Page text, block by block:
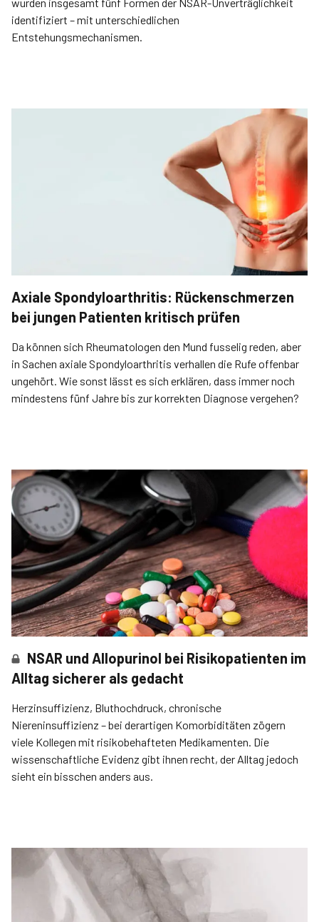
identifiziert – mit unterschiedlichen
Entstehungsmechanismen.
Axiale Spondyloarthritis: Rückenschmerzen
bei jungen Patienten kritisch prüfen
Da können sich Rheumatologen den Mund fusselig reden, aber
in Sachen axiale Spondyloarthritis verhallen die Rufe offenbar
ungehört. Wie sonst lässt es sich erklären, dass immer noch
mindestens fünf Jahre bis zur korrekten Diagnose vergehen?
NSAR und Allopurinol bei Risikopatienten im
Alltag sicherer als gedacht
Herzinsuffizienz, Bluthochdruck, chronische
Niereninsuffizienz – bei derartigen Komorbiditäten zögern
viele Kollegen mit risikobehafteten Medikamenten. Die
wissenschaftliche Evidenz gibt ihnen recht, der Alltag jedoch
sieht ein bisschen anders aus.